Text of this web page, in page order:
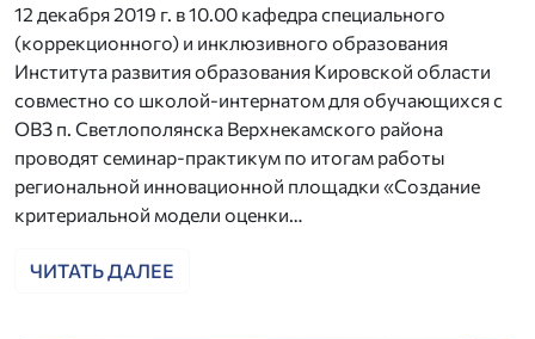
12 декабря 2019 г. в 10.00 кафедра специального
(коррекционного) и инклюзивного образования
Института развития образования Кировской области
совместно со школой-интернатом для обучающихся с
ОВЗ п. Светлополянска Верхнекамского района
проводят семинар-практикум по итогам работы
региональной инновационной площадки «Создание
критериальной модели оценки…
ЧИТАТЬ ДАЛЕЕ